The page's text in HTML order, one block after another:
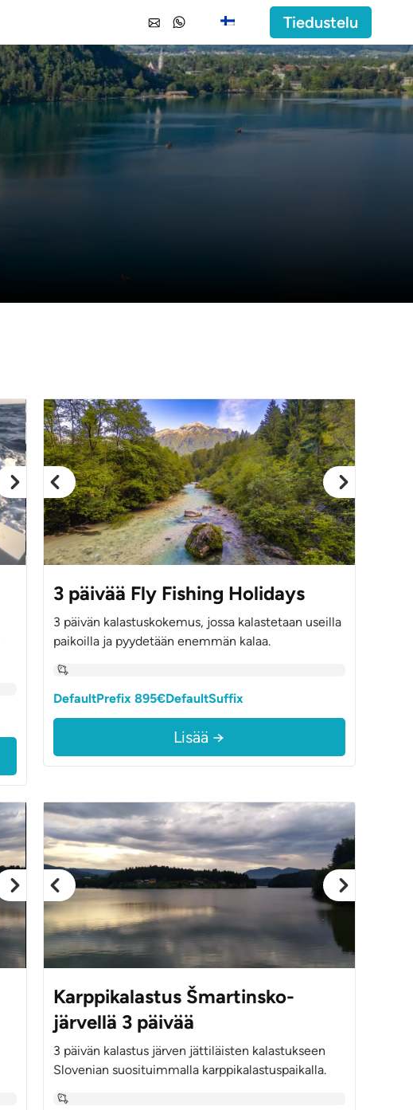
Tiedustelu
3 päivää Fly Fishing Holidays
3 päivän kalastuskokemus, jossa kalastetaan useilla
paikoilla ja pyydetään enemmän kalaa.
DefaultPrefix 895€DefaultSuffix
Lisää →
Karppikalastus Šmartinsko-
järvellä 3 päivää
3 päivän kalastus järven jättiläisten kalastukseen
Slovenian suosituimmalla karppikalastuspaikalla.